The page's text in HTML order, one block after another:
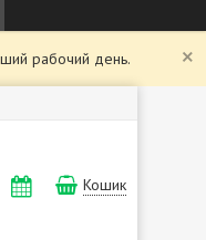
рабочий день.
Кошик